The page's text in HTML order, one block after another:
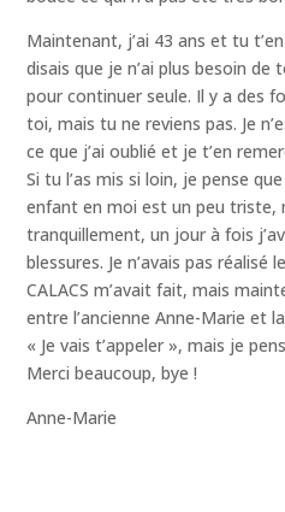
Maintenant, j’ai 43 ans et tu
disais que je n’ai plus besoin
pour continuer seule. Il y a des
toi, mais tu ne reviens pas. Je
ce que j’ai oublié et je t’en
Si tu l’as mis si loin, je pense
enfant en moi est un peu triste,
tranquillement, un jour à fois
blessures. Je n’avais pas réalisé
CALACS m’avait fait, mais
entre l’ancienne Anne-Marie et
« Je vais t’appeler », mais je
Merci beaucoup, bye !
Anne-Marie